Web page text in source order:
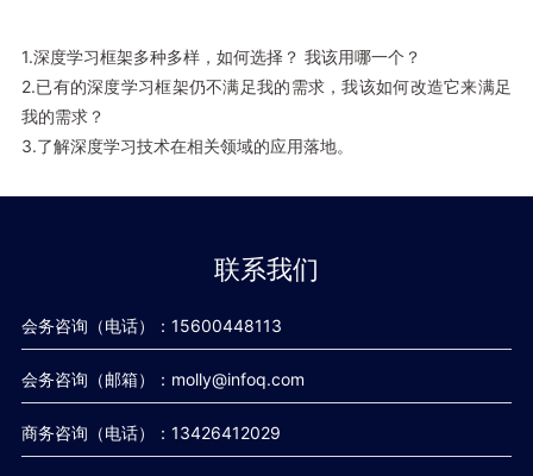
1.深度学习框架多种多样，如何选择？ 我该用哪一个？
2.已有的深度学习框架仍不满足我的需求，我该如何改造它来满足
我的需求？
3.了解深度学习技术在相关领域的应用落地。
联系我们
会务咨询（电话）：15600448113
会务咨询（邮箱）：molly@infoq.com
商务咨询（电话）：13426412029